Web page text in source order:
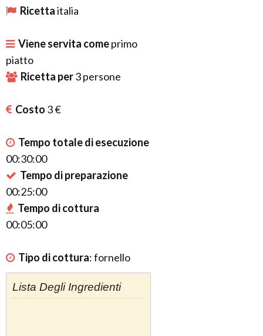
Ricettaitalia
Viene servita comeprimo
piatto
Ricetta per3persone
Costo 3 €
Tempo totale di esecuzione
00:30:00
Tempo di preparazione
00:25:00
Tempo di cottura
00:05:00
Tipo di cottura:fornello
Lista Degli Ingredienti